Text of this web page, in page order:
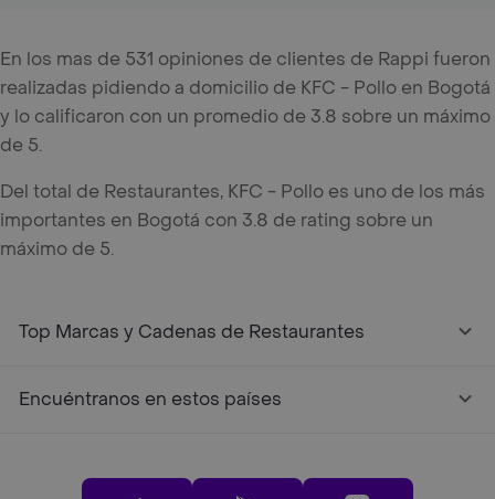
En los mas de 531 opiniones de clientes de Rappi fueron
realizadas pidiendo a domicilio de KFC - Pollo en Bogotá
y lo calificaron con un promedio de 3.8 sobre un máximo
de 5.
Del total de Restaurantes, KFC - Pollo es uno de los más
importantes en Bogotá con 3.8 de rating sobre un
máximo de 5.
Top Marcas y Cadenas de Restaurantes
Encuéntranos en estos países